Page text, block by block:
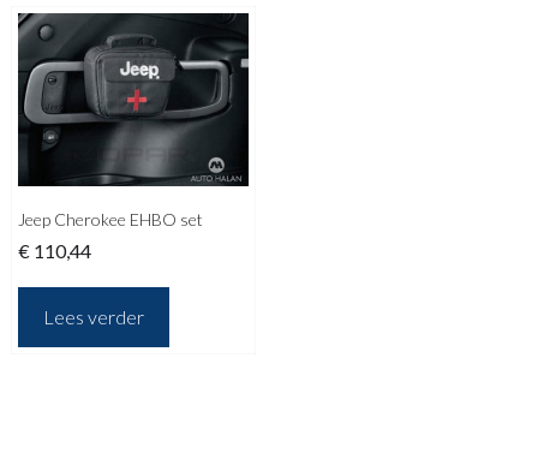
Jeep Cherokee EHBO set
€ 110,44
Lees verder